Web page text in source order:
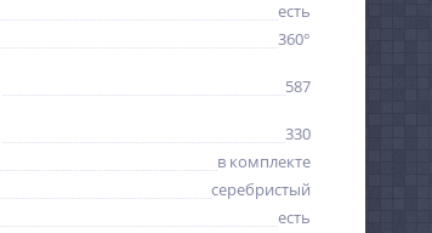
есть
360°
587
330
в комплекте
серебристый
есть